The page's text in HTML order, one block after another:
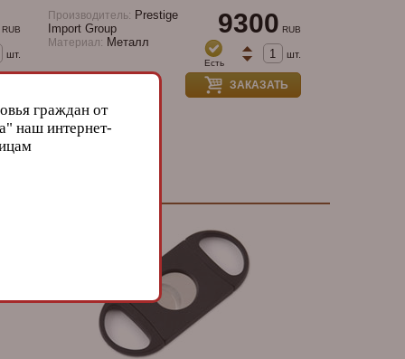
шт.
Производитель: Prestige
Import Group
Материал: Металл
9300 RUB
Есть
шт.
ЗАКАЗАТЬ
граждан от
наш интернет-